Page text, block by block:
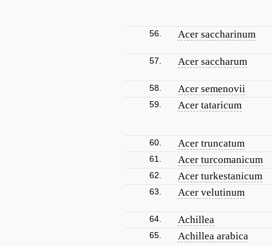
56. Acer saccharinum
57. Acer saccharum
58. Acer semenovii
59. Acer tataricum
60. Acer truncatum
61. Acer turcomanicum
62. Acer turkestanicum
63. Acer velutinum
64. Achillea
65. Achillea arabica